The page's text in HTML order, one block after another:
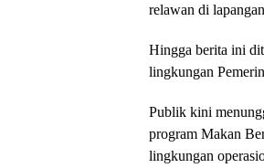
relawan di
Hingga berita ini
lingkungan
Publik kini
program Makan
lingkungan